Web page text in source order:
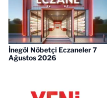
İnegöl Nöbetçi Eczaneler 7
Ağustos 2026